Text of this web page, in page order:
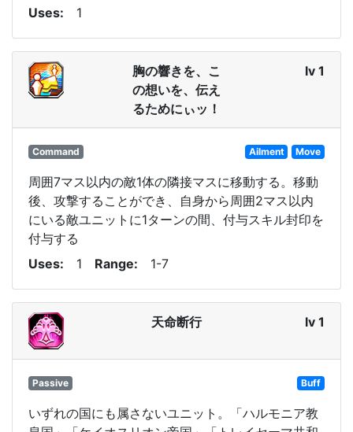
Uses
1
胸の響きを、こ
の想いを、伝え
るためにぃッ！
lv 1
Command Ailment Move
周囲7マス以内の敵1体の隣接マスに移動する。移動
後、攻撃することができ、自身から周囲2マス以内
にいる敵ユニットに1ターンの間、付与スキル封印を
付与する
Uses
1 Range 1-7
天命断行 lv 1
Passive Buff
いずれの国にも属さないユニット。「ハルモニア教